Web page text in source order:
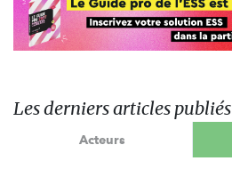
Les derniers articles publiés
Acteurs